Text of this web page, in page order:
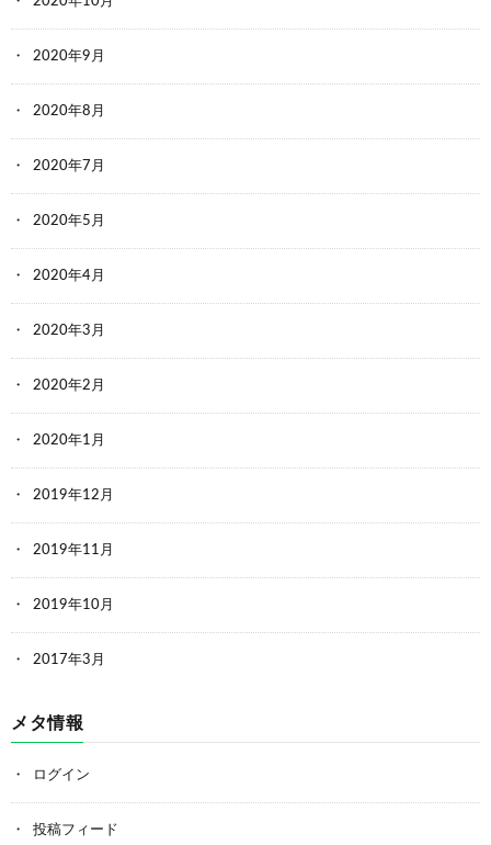
2020年9月
2020年8月
2020年7月
2020年5月
2020年4月
2020年3月
2020年2月
2020年1月
2019年12月
2019年11月
2019年10月
2017年3月
メタ情報
ログイン
投稿フィード